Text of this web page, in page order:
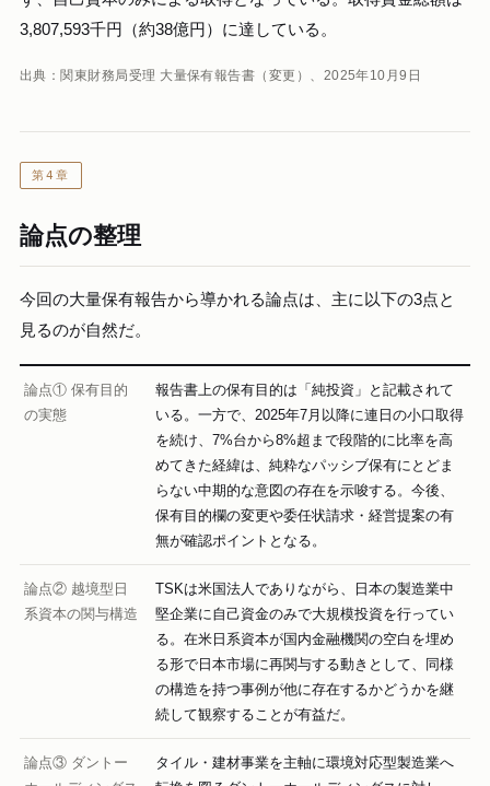
3,807,593千円（約38億円）に達している。
出典：関東財務局受理 大量保有報告書（変更）、2025年10月9日
第4章
論点の整理
今回の大量保有報告から導かれる論点は、主に以下の3点と
見るのが自然だ。
論点① 保有目的
の実態
報告書上の保有目的は「純投資」と記載されて
いる。一方で、2025年7月以降に連日の小口取得
を続け、7%台から8%超まで段階的に比率を高
めてきた経緯は、純粋なパッシブ保有にとどま
らない中期的な意図の存在を示唆する。今後、
保有目的欄の変更や委任状請求・経営提案の有
無が確認ポイントとなる。
論点② 越境型日
系資本の関与構造
TSKは米国法人でありながら、日本の製造業中
堅企業に自己資金のみで大規模投資を行ってい
る。在米日系資本が国内金融機関の空白を埋め
る形で日本市場に再関与する動きとして、同様
の構造を持つ事例が他に存在するかどうかを継
続して観察することが有益だ。
論点③ ダントー
タイル・建材事業を主軸に環境対応型製造業へ